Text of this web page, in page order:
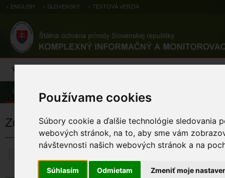
Používame cookies
Súbory cookie a ďalšie technológie sledovania
webových stránok, na to, aby sme vám
návštevnosti našich webových stránok a na
Súhlasím Odmietam Zmeniť moje
ENGLISH SLOVENSKY TEXTOVÁ VERZIA
Výsledky monitoringu
Úvod Pozorovania a výskytové dáta
Zoologické výskytové záznamy